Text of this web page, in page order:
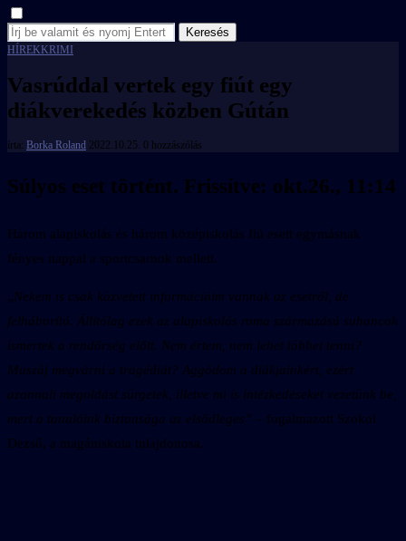
Keresés
HÍREKKRIMI
Vasrúddal vertek egy fiút egy
diákverekedés közben Gútán
írta: Borka Roland 2022.10.25. 0 hozzászólás
Súlyos eset történt. Frissítve: okt.26., 11:14
Három alapiskolás és három középiskolás fiú esett egymásnak
fényes nappal a sportcsarnok mellett.
„ Nekem is csak közvetett információim vannak az esetről, de
felháborító. Állítólag ezek az alapiskolás roma származású suhancok
ismertek a rendőrség előtt. Nem értem, nem lehet többet tenni?
Muszáj megvárni a tragédiát? Aggódom a diákjainkért, ezért
azonnali megoldást sürgetek, illetve mi is intézkedéseket vezetünk be,
mert a tanulóink biztonsága az elsődleges” – fogalmazott Szokol
Dezső, a magániskola tulajdonosa.